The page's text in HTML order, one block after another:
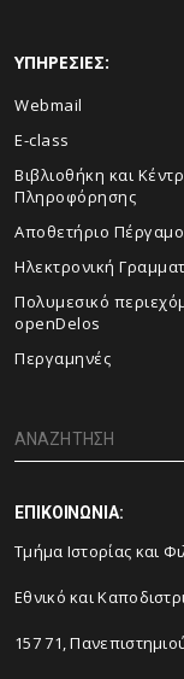
ΥΠΗΡΕΣΙΕΣ:
Webmail
E-class
Βιβλιοθήκη και
Πληροφόρησης
Αποθετήριο
Ηλεκτρονική
Πολυμεσικό
openDelos
Περγαμηνές
ΕΠΙΚΟΙΝΩΝΙΑ:
Τμήμα Ιστορίας και
Εθνικό και
157 71,